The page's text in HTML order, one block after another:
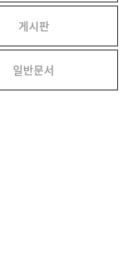
게시판
일반문서